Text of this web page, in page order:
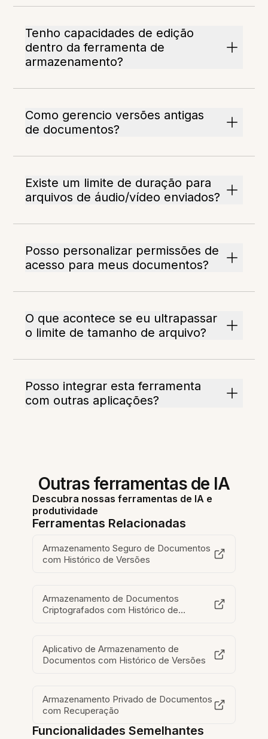
Tenho capacidades de edição
dentro da ferramenta de
armazenamento?
Como gerencio versões antigas
de documentos?
Existe um limite de duração para
arquivos de áudio/vídeo enviados?
Posso personalizar permissões de
acesso para meus documentos?
O que acontece se eu ultrapassar
o limite de tamanho de arquivo?
Posso integrar esta ferramenta
com outras aplicações?
Outras ferramentas de IA
Descubra nossas ferramentas de IA e
produtividade
Ferramentas Relacionadas
Armazenamento Seguro de Documentos
com Histórico de Versões
Armazenamento de Documentos
Criptografados com Histórico de
Aplicativo de Armazenamento de
Documentos com Histórico de Versões
Armazenamento Privado de Documentos
com Recuperação
Funcionalidades Semelhantes